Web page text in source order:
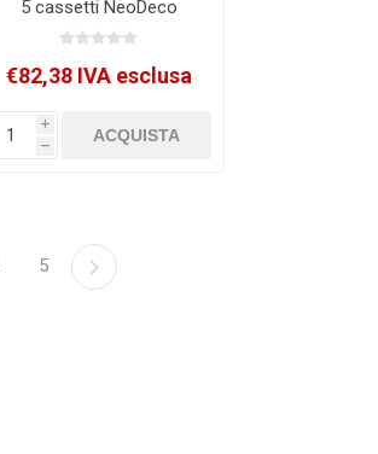
5 cassetti NeoDeco
multicolore Exacompta
€82,38 IVA esclusa
i
h
5